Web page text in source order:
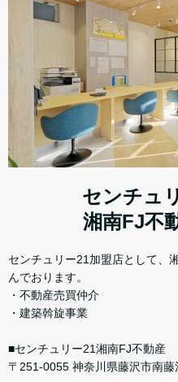
センチュ
湘南FJ不
センチュリー21加盟店として、
んでおります。
・不動産売買仲介
・建築斡旋事業
■センチュリー21湘南FJ不動産
〒251-0055 神奈川県藤沢市南